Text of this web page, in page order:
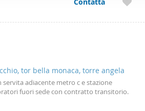
sul modo in cui utilizza il nostro sito
e social media, i quali potrebbero
raccolto dal suo utilizzo dei loro
tor bella monaca, torre angela
adiacente metro c e stazione
fuori sede con contratto transitorio.